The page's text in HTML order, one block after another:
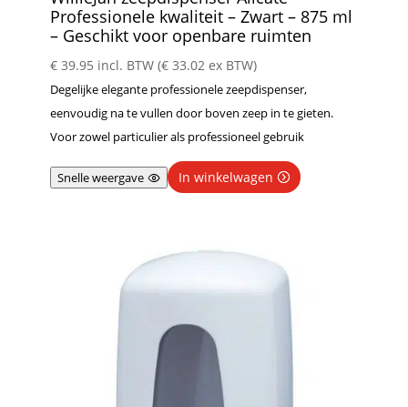
Professionele kwaliteit – Zwart – 875 ml
– Geschikt voor openbare ruimten
€39.95 incl. BTW (€33.02ex BTW)
Degelijke elegante professionele zeepdispenser,
eenvoudig na te vullen door boven zeep in te gieten.
Voor zowel particulier als professioneel gebruik
Snelle weergave In winkelwagen